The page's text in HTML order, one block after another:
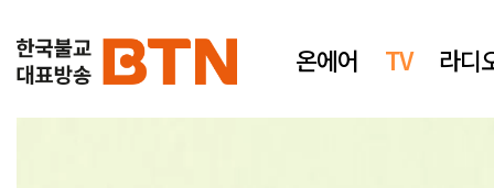
온에어 TV 라디